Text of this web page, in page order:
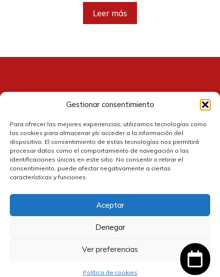
Gestionar consentimiento
Para ofrecer las mejores experiencias, utilizamos tecnologías como
las cookies para almacenar y/o acceder a la información del
dispositivo. El consentimiento de estas tecnologías nos permitirá
procesar datos como el comportamiento de navegación o las
identificaciones únicas en este sitio. No consentir o retirar el
consentimiento, puede afectar negativamente a ciertas
características y funciones.
Aceptar
Denegar
Ver preferencias
Política de cookies
original
era:
actual
es:
Leer más
Contacto
4,37€
precio
precio
IVA incluido
Añadir al carrito